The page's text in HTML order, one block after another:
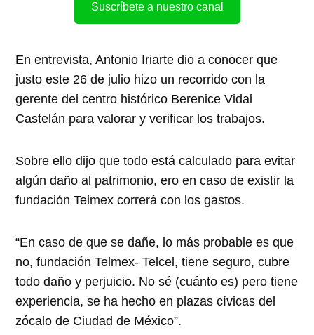
Suscríbete a nuestro canal
En entrevista, Antonio Iriarte dio a conocer que
justo este 26 de julio hizo un recorrido con la
gerente del centro histórico Berenice Vidal
Castelán para valorar y verificar los trabajos.
Sobre ello dijo que todo está calculado para evitar
algún daño al patrimonio, ero en caso de existir la
fundación Telmex correrá con los gastos.
“En caso de que se dañe, lo más probable es que
no, fundación Telmex- Telcel, tiene seguro, cubre
todo daño y perjuicio. No sé (cuánto es) pero tiene
experiencia, se ha hecho en plazas cívicas del
zócalo de Ciudad de México”.